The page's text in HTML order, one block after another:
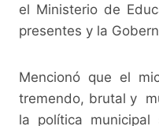
el Ministerio de
presentes y la
Mencionó que el
tremendo, brutal y
la política